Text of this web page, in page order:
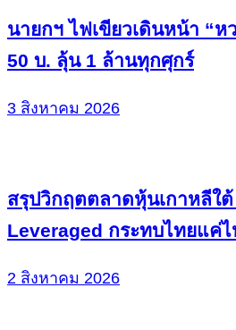
นายกฯ ไฟเขียวเดินหน้า “ห
50 บ. ลุ้น 1 ล้านทุกศุกร์
3 สิงหาคม 2026
สรุปวิกฤตตลาดหุ้นเกาหลีใ
Leveraged กระทบไทยแค่
2 สิงหาคม 2026